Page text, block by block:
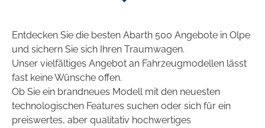
Entdecken Sie die besten Abarth 500 Angebote in Olpe
und sichern Sie sich Ihren Traumwagen.
Unser vielfältiges Angebot an Fahrzeugmodellen lässt
fast keine Wünsche offen.
Ob Sie ein brandneues Modell mit den neuesten
technologischen Features suchen oder sich für ein
preiswertes, aber qualitativ hochwertiges